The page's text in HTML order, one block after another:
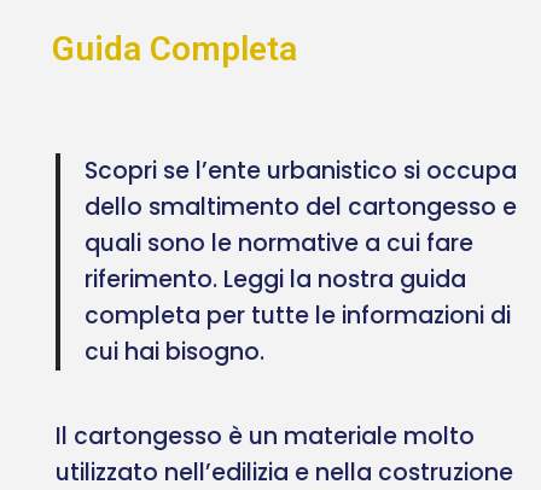
Guida Completa
Scopri se l’ente urbanistico si occupa
dello smaltimento del cartongesso e
quali sono le normative a cui fare
riferimento. Leggi la nostra guida
completa per tutte le informazioni di
cui hai bisogno.
Il cartongesso è un materiale molto
utilizzato nell’edilizia e nella costruzione